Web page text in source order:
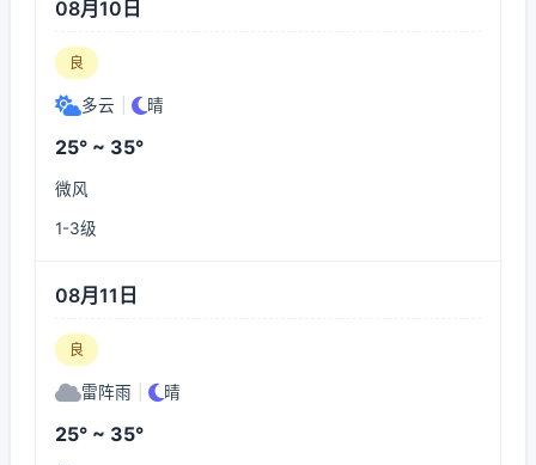
08月10日
良
多云 晴
25° ~ 35°
微风
1-3级
08月11日
良
雷阵雨 晴
25° ~ 35°